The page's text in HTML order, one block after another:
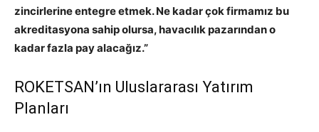
zincirlerine entegre etmek. Ne kadar çok firmamız bu
akreditasyona sahip olursa, havacılık pazarından o
kadar fazla pay alacağız.”
ROKETSAN’ın Uluslararası Yatırım
Planları